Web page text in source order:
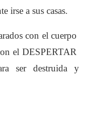
irse a sus casas.
con el cuerpo
el DESPERTAR
ser destruida y